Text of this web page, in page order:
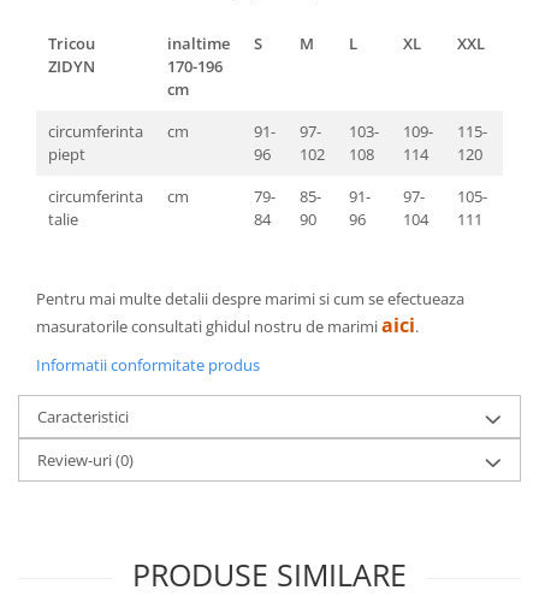
Tricou
ZIDYN
inaltime
170-196
cm
S M L XL XXL
circumferinta
piept
cm
91-
96
97-
102
103-
108
109-
114
115-
120
circumferinta
talie
cm
79-
84
85-
90
91-
96
97-
104
105-
111
Pentru mai multe detalii despre marimi si cum se efectueaza
masuratorile consultati ghidul nostru de marimiaici.
Informatii conformitate produs
Caracteristici
Review-uri(0)
PRODUSE SIMILARE